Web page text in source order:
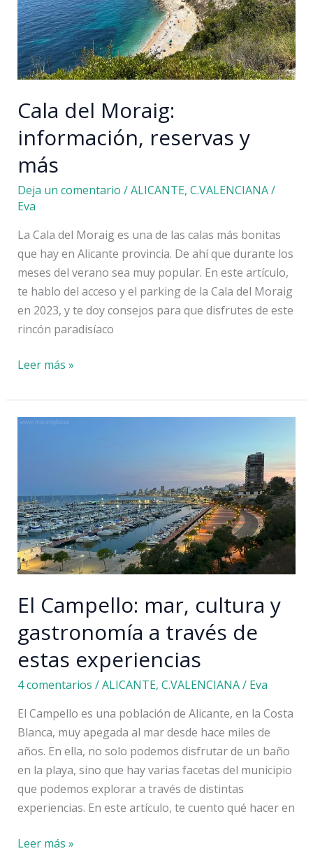
paraíso
Cala del Moraig:
información, reservas y
más
Deja un comentario /ALICANTE, C.VALENCIANA/
Eva
La Cala del Moraig es una de las calas más bonitas
que hay en Alicante provincia. De ahí que durante los
meses del verano sea muy popular. En este artículo,
te hablo del acceso y el parking de la Cala del Moraig
en 2023, y te doy consejos para que disfrutes de este
rincón paradisíaco
Cala
Moraig:
información,
Leer más »
El Campello: mar, cultura y
gastronomía a través de
estas experiencias
4 comentarios /ALICANTE, C.VALENCIANA/ Eva
El Campello es una población de Alicante, en la Costa
Blanca, muy apegada al mar desde hace miles de
años. En ella, no solo podemos disfrutar de un baño
en la playa, sino que hay varias facetas del municipio
que podemos explorar a través de distintas
experiencias. En este artículo, te cuento qué hacer en
El
Leer más »